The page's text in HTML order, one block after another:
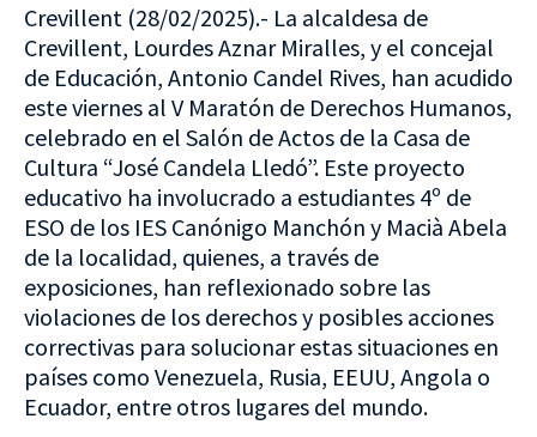
Crevillent (28/02/2025).- La alcaldesa de
Crevillent, Lourdes Aznar Miralles, y el concejal
de Educación, Antonio Candel Rives, han acudido
este viernes al V Maratón de Derechos Humanos,
celebrado en el Salón de Actos de la Casa de
Cultura “José Candela Lledó”. Este proyecto
educativo ha involucrado a estudiantes 4º de
ESO de los IES Canónigo Manchón y Macià Abela
de la localidad, quienes, a través de
exposiciones, han reflexionado sobre las
violaciones de los derechos y posibles acciones
correctivas para solucionar estas situaciones en
países como Venezuela, Rusia, EEUU, Angola o
Ecuador, entre otros lugares del mundo.